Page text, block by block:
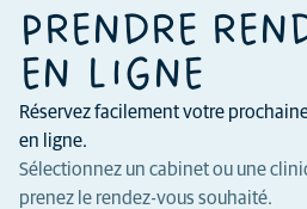
PRENDRE
EN LIGNE
Réservez facilement votre
en ligne.
Sélectionnez un cabinet ou une
prenez le rendez-vous souhaité.